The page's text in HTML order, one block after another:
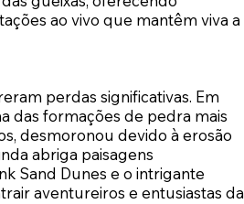
ao vivo que mantêm viva a
perdas significativas. Em
das formações de pedra mais
desmoronou devido à erosão
abriga paisagens
Sand Dunes e o intrigante
aventureiros e entusiastas da